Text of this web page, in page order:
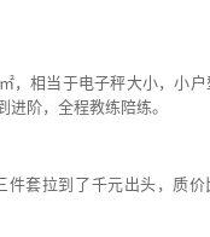
，相当于电子秤大小，小户
阶，全程教练陪练。
件套拉到了千元出头，质价